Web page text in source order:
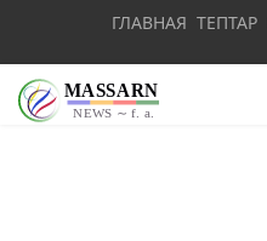
ГЛАВНАЯ ТЕПТАР